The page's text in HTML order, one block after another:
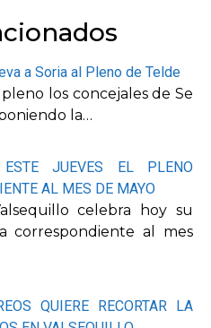
a Soria al Pleno de Telde
los concejales de Se
la…
ESTE JUEVES EL PLENO
AL MES DE MAYO
celebra hoy su
correspondiente al mes
QUIERE RECORTAR LA